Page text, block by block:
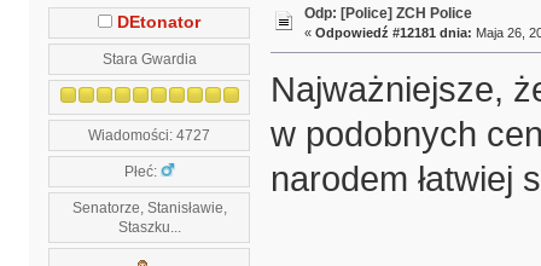
DEtonator
Stara Gwardia
Wiadomości: 4727
Płeć:
Senatorze, Stanisławie,
Staszku...
Odp: [Police] ZCH Police
« Odpowiedź #12181 dnia: Maja 26,
Najważniejsze,
w podobnych
narodem łatwiej